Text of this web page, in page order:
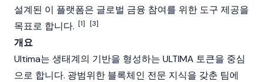
설계된 이 플랫폼은 글로벌 금융 참여를 위한 도구 제공을
목표로 합니다. [1] [3]
개요
Ultima는 생태계의 기반을 형성하는 ULTIMA 토큰을 중심
으로 합니다. 광범위한 블록체인 전문 지식을 갖춘 팀에